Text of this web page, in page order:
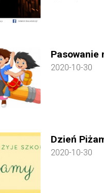
Pasowanie
2020-10-30
Dzień
2020-10-30